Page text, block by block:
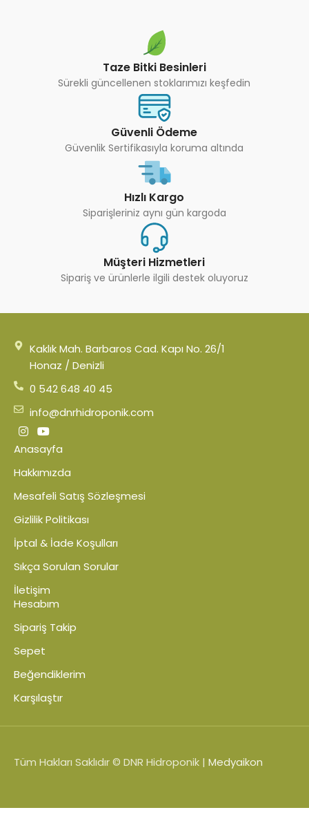
Taze Bitki Besinleri
Sürekli güncellenen stoklarımızı keşfedin
Güvenli Ödeme
Güvenlik Sertifikasıyla koruma altında
Hızlı Kargo
Siparişleriniz aynı gün kargoda
Müşteri Hizmetleri
Sipariş ve ürünlerle ilgili destek oluyoruz
Kaklık Mah. Barbaros Cad. Kapı No. 26/1
Honaz / Denizli
0 542 648 40 45
info@dnrhidroponik.com
Anasayfa
Hakkımızda
Mesafeli Satış Sözleşmesi
Gizlilik Politikası
İptal & İade Koşulları
Sıkça Sorulan Sorular
İletişim
Hesabım
Sipariş Takip
Sepet
Beğendiklerim
Karşılaştır
Tüm Hakları Saklıdır © DNR Hidroponik | Medyaikon